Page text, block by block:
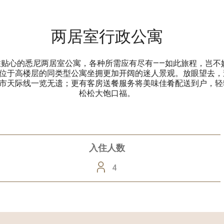
两居室行政公寓
贴心的悉尼两居室公寓，各种所需应有尽有——如此旅程，岂不
于高楼层的同类型公寓坐拥更加开阔的迷人景观。放眼望去
天际线一览无遗；更有客房送餐服务将美味佳肴配送到户，
松松大饱口福。
入住人数
4